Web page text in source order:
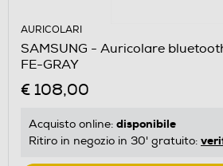
AURICOLARI
SAMSUNG - Auricolare
FE-GRAY
€ 108,00
Acquisto online: disponibile
Ritiro in negozio in 30' gratuito: